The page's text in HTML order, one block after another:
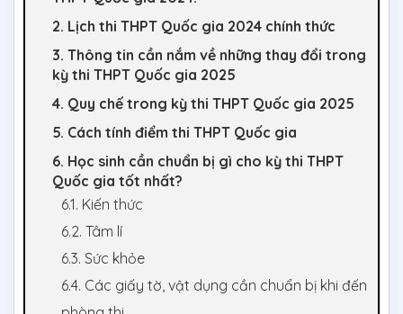
2. Lịch thi THPT Quốc gia 2024 chính thức
3. Thông tin cần nắm về những thay đổi trong
kỳ thi THPT Quốc gia 2025
4. Quy chế trong kỳ thi THPT Quốc gia 2025
5. Cách tính điểm thi THPT Quốc gia
6. Học sinh cần chuẩn bị gì cho kỳ thi THPT
Quốc gia tốt nhất?
6.1. Kiến thức
6.2. Tâm lí
6.3. Sức khỏe
6.4. Các giấy tờ, vật dụng cần chuẩn bị khi đến